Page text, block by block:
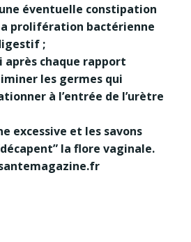
éventuelle constipation
prolifération bactérienne
;
chaque rapport
les germes qui
à l’entrée de l’urètre
excessive et les savons
la flore vaginale.